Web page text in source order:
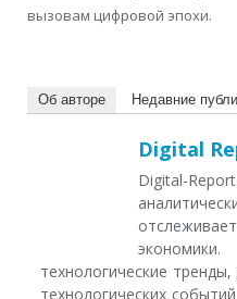
вызовам цифровой эпохи.
Об авторе Недавние
Digital
Digital-
технологические
технологических